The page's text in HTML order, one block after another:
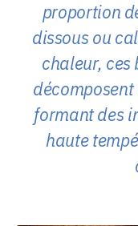
proportion
dissous ou
chaleur, ces
formant des
haute